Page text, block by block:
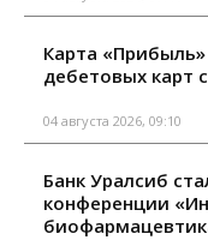
Карта
дебетовых карт
04 августа 2026, 09:10
Банк Уралсиб
конференции